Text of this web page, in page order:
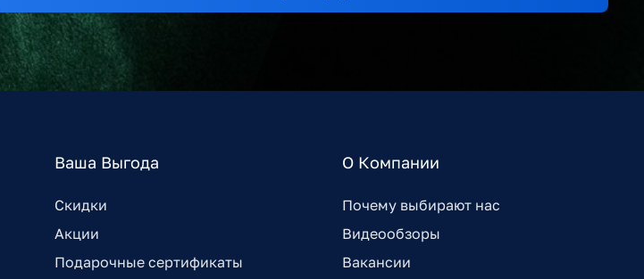
Ваша Выгода
Скидки
Акции
Подарочные сертификаты
О Компании
Почему выбирают нас
Видеообзоры
Вакансии